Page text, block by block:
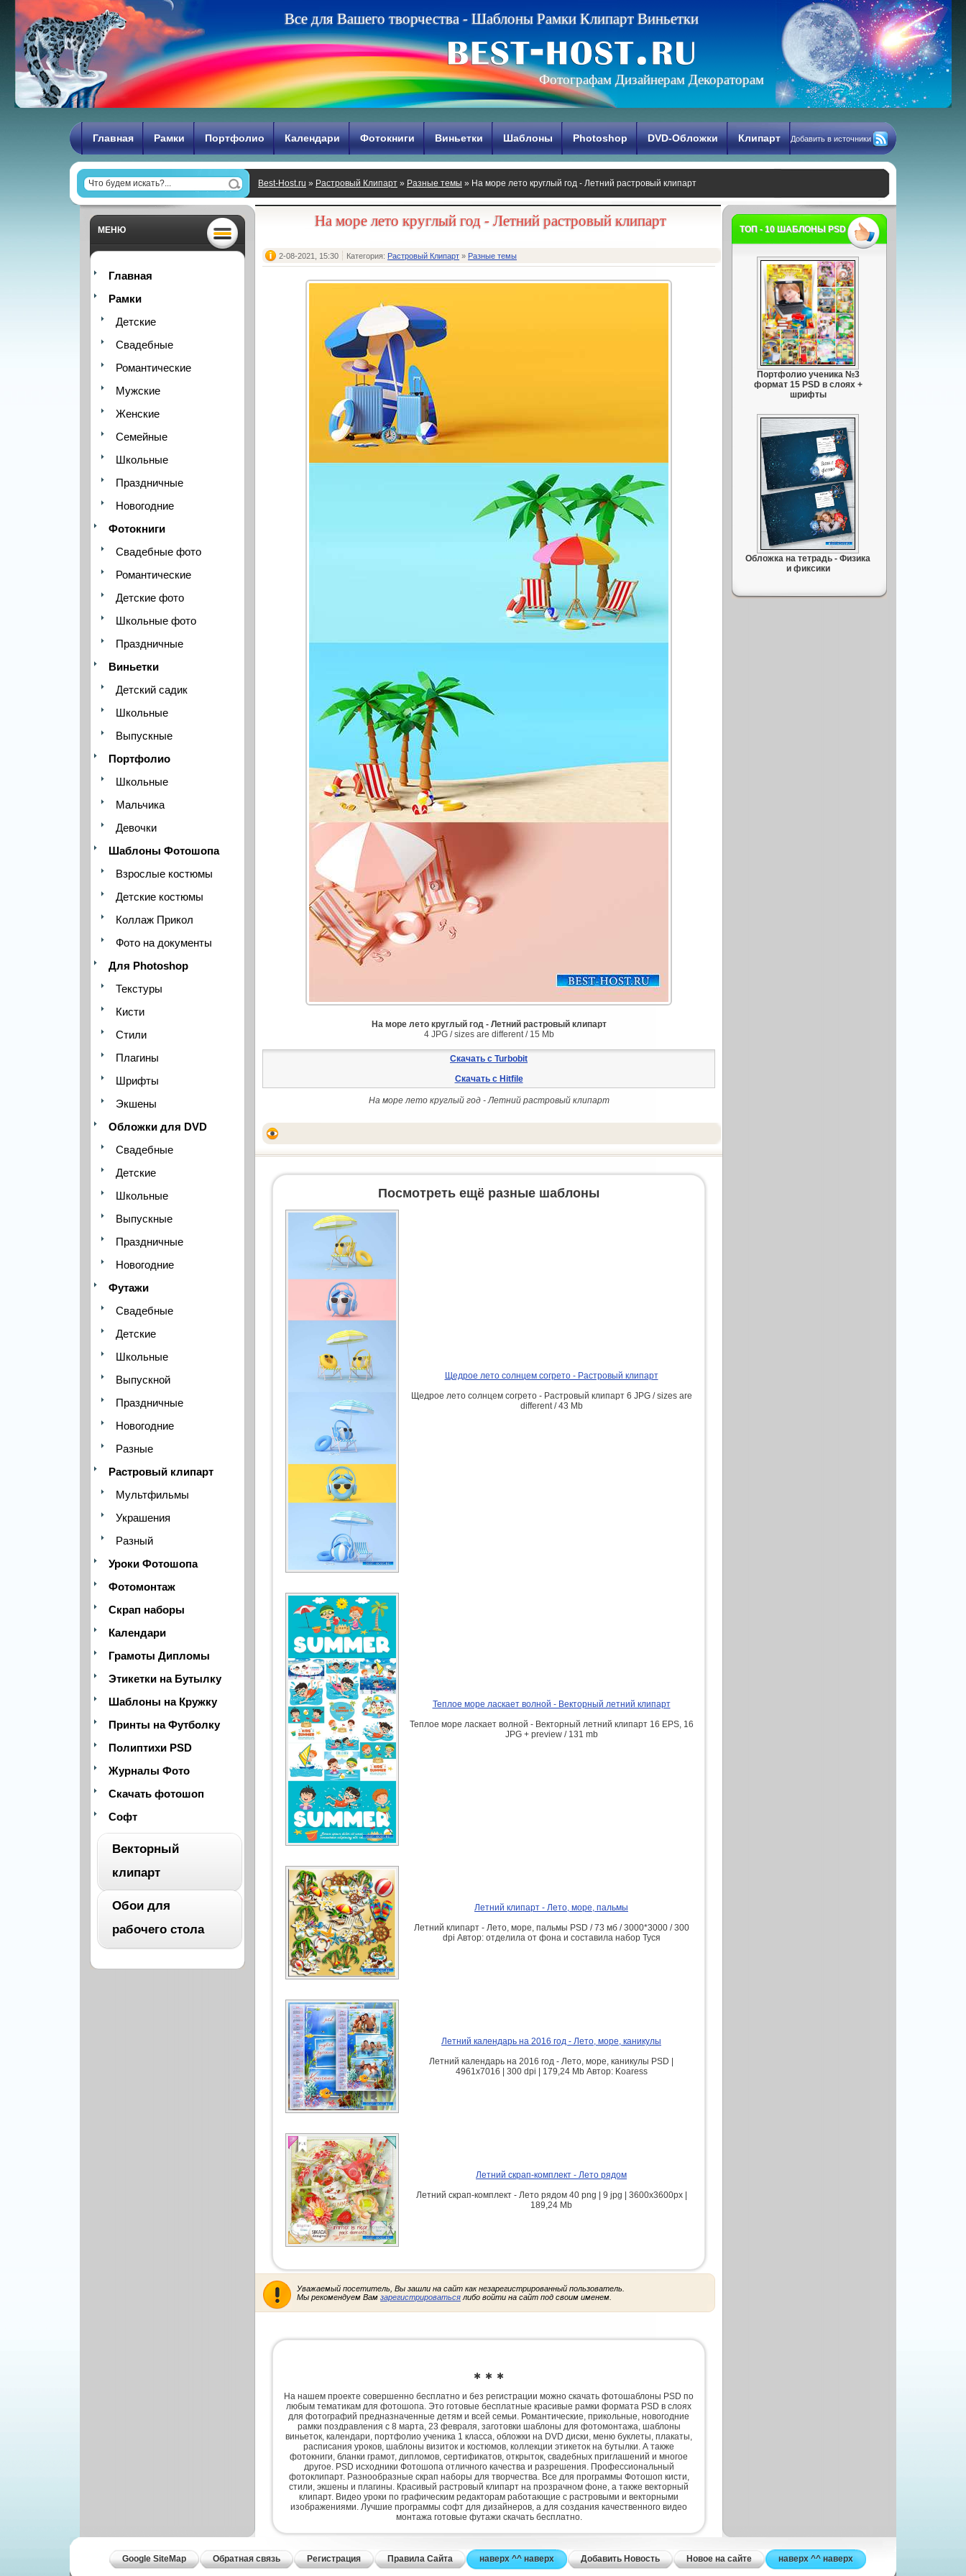
Все для Вашего творчества - Шаблоны Рамки Клипарт Виньетки
Фотографам Дизайнерам Декораторам
Главная Рамки Портфолио Календари Фотокниги Виньетки Шаблоны Photoshop DVD-Обложки Клипарт Добавить в источники
Best-Host.ru » Растровый Клипарт » Разные темы » На море лето круглый год - Летний растровый клипарт
МЕНЮ
Главная
Рамки
Детские
Свадебные
Романтические
Мужские
Женские
Семейные
Школьные
Праздничные
Новогодние
Фотокниги
Свадебные фото
Романтические
Детские фото
Школьные фото
Праздничные
Виньетки
Детский садик
Школьные
Выпускные
Портфолио
Школьные
Мальчика
Девочки
Шаблоны Фотошопа
Взрослые костюмы
Детские костюмы
Коллаж Прикол
Фото на документы
Для Photoshop
Текстуры
Кисти
Стили
Плагины
Шрифты
Экшены
Обложки для DVD
Свадебные
Детские
Школьные
Выпускные
Праздничные
Новогодние
Футажи
Свадебные
Детские
Школьные
Выпускной
Праздничные
Новогодние
Разные
Растровый клипарт
Мультфильмы
Украшения
Разный
Уроки Фотошопа
Фотомонтаж
Скрап наборы
Календари
Грамоты Дипломы
Этикетки на Бутылку
Шаблоны на Кружку
Принты на Футболку
Полиптихи PSD
Журналы Фото
Скачать фотошоп
Софт
Векторный
клипарт
Архитектура
Обои для
рабочего стола
ВСЕ
На море лето круглый год - Летний растровый клипарт
2-08-2021, 15:30 Категория: Растровый Клипарт » Разные темы
На море лето круглый год - Летний растровый клипарт
4 JPG / sizes are different / 15 Mb
Скачать с Turbobit
Скачать с Hitfile
На море лето круглый год - Летний растровый клипарт
Посмотреть ещё разные шаблоны
Щедрое лето солнцем согрето - Растровый клипарт
Щедрое лето солнцем согрето - Растровый клипарт 6 JPG / sizes are
different / 43 Mb
Теплое море ласкает волной - Векторный летний клипарт
Теплое море ласкает волной - Векторный летний клипарт 16 EPS, 16
JPG + preview / 131 mb
Летний клипарт - Лето, море, пальмы
Летний клипарт - Лето, море, пальмы PSD / 73 мб / 3000*3000 / 300
dpi Автор: отделила от фона и составила набор Туся
Летний календарь на 2016 год - Лето, море, каникулы
Летний календарь на 2016 год - Лето, море, каникулы PSD |
4961x7016 | 300 dpi | 179,24 Mb Автор: Koaress
Летний скрап-комплект - Лето рядом
Летний скрап-комплект - Лето рядом 40 png | 9 jpg | 3600x3600px |
189,24 Mb
Уважаемый посетитель, Вы зашли на сайт как незарегистрированный пользователь.
Мы рекомендуем Вам зарегистрироваться либо войти на сайт под своим именем.
✱ ✱ ✱
На нашем проекте совершенно бесплатно и без регистрации можно скачать фотошаблоны PSD по
любым тематикам для фотошопа. Это готовые бесплатные красивые рамки формата PSD в слоях
для фотографий предназначенные детям и всей семьи. Романтические, прикольные, новогодние
рамки поздравления с 8 марта, 23 февраля, заготовки шаблоны для фотомонтажа, шаблоны
виньеток, календари, портфолио ученика 1 класса, обложки на DVD диски, меню буклеты, плакаты,
расписания уроков, шаблоны визиток и костюмов, коллекции этикеток на бутылки. А также
фотокниги, бланки грамот, дипломов, сертификатов, открыток, свадебных приглашений и многое
другое. PSD исходники Фотошопа отличного качества и разрешения. Профессиональный
фотоклипарт. Разнообразные скрап наборы для творчества. Все для программы Фотошоп кисти,
стили, экшены и плагины. Красивый растровый клипарт на прозрачном фоне, а также векторный
клипарт. Видео уроки по графическим редакторам работающие с растровыми и векторными
изображениями. Лучшие программы софт для дизайнеров, а для создания качественного видео
монтажа готовые футажи скачать бесплатно.
ТОП - 10 ШАБЛОНЫ PSD
Портфолио ученика №3
формат 15 PSD в слоях +
шрифты
Обложка на тетрадь - Физика
и фиксики
Google SiteMap Обратная связь Регистрация Правила Сайта наверх ^^ наверх Добавить Новость Новое на сайте наверх ^^ наверх